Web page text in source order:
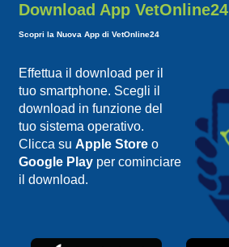
Download App VetOnline24
Scopri la Nuova App di VetOnline24
Effettua il download per il
tuo smartphone. Scegli il
download in funzione del
tuo sistema operativo.
Clicca su Apple Storeo
Google Playper cominciare
il download.